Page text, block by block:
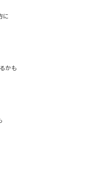
に
かも